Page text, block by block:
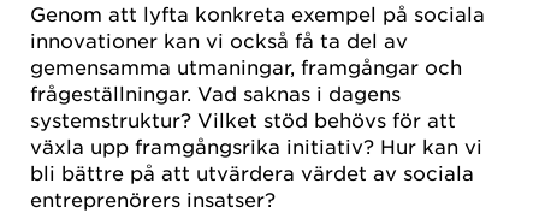
Genom att lyfta konkreta exempel på sociala
innovationer kan vi också få ta del av
gemensamma utmaningar, framgångar och
frågeställningar. Vad saknas i dagens
systemstruktur? Vilket stöd behövs för att
växla upp framgångsrika initiativ? Hur kan vi
bli bättre på att utvärdera värdet av sociala
entreprenörers insatser?